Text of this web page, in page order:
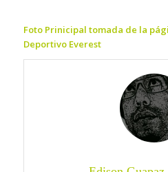
Foto Prinicipal tomada de la
Deportivo Everest